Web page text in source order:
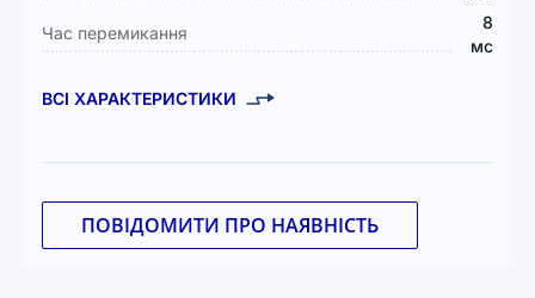
Час перемикання
8
мс
ВСІ ХАРАКТЕРИСТИКИ
ПОВІДОМИТИ ПРО НАЯВНІСТЬ